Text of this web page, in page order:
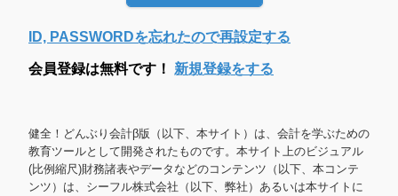
ID, PASSWORDを忘れたので再設定する
会員登録は無料です！ 新規登録をする
健全！どんぶり会計β版（以下、本サイト）は、会計を学ぶための
教育ツールとして開発されたものです。本サイト上のビジュアル
(比例縮尺)財務諸表やデータなどのコンテンツ（以下、本コンテ
ンツ）は、シーフル株式会社（以下、弊社）あるいは本サイトに